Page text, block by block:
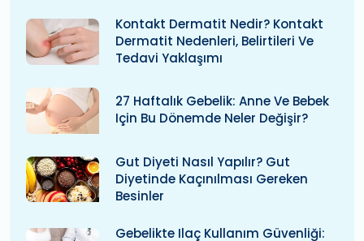
Kontakt Dermatit Nedir? Kontakt
Dermatit Nedenleri, Belirtileri Ve
Tedavi Yaklaşımı
27 Haftalık Gebelik: Anne Ve Bebek
Için Bu Dönemde Neler Değişir?
Gut Diyeti Nasıl Yapılır? Gut
Diyetinde Kaçınılması Gereken
Besinler
Gebelikte Ilaç Kullanım Güvenliği: